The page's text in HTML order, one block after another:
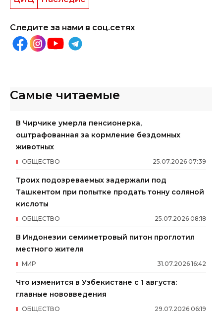
Следите за нами в соц.сетях
Самые читаемые
В Чирчике умерла пенсионерка,
оштрафованная за кормление бездомных
животных
25.07.2026 07:39
ОБЩЕСТВО
Троих подозреваемых задержали под
Ташкентом при попытке продать тонну соляной
кислоты
25.07.2026 08:18
ОБЩЕСТВО
В Индонезии семиметровый питон проглотил
местного жителя
31.07.2026 16:42
МИР
Что изменится в Узбекистане с 1 августа:
главные нововведения
29.07.2026 06:19
ОБЩЕСТВО